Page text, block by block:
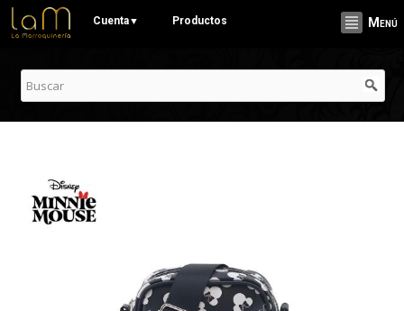
contenido
Cuenta▼ Productos Menú